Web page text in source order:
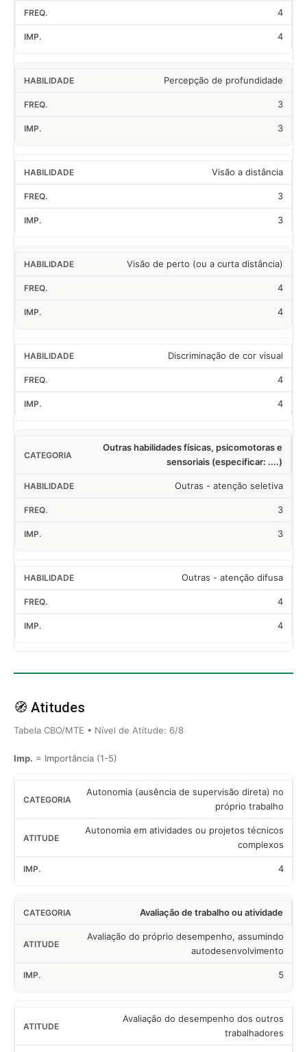
4
4
Percepção de profundidade
3
3
Visão a distância
3
3
Visão de perto (ou a curta distância)
4
4
Discriminação de cor visual
4
4
Outras habilidades físicas, psicomotoras e
sensoriais (especificar: ....)
Outras - atenção seletiva
3
3
Outras - atenção difusa
4
4
🧭 Atitudes
Tabela CBO/MTE • Nível de Atitude: 6/8
Imp. = Importância (1-5)
Autonomia (ausência de supervisão direta) no
próprio trabalho
Autonomia em atividades ou projetos técnicos
complexos
4
Avaliação de trabalho ou atividade
Avaliação do próprio desempenho, assumindo
autodesenvolvimento
5
Avaliação do desempenho dos outros
trabalhadores